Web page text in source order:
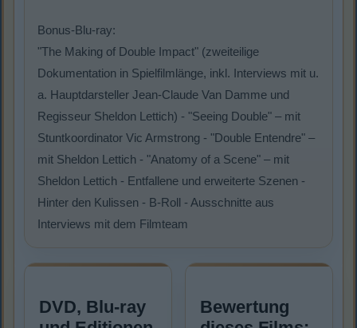
Bonus-Blu-ray:
"The Making of Double Impact" (zweiteilige
Dokumentation in Spielfilmlänge, inkl. Interviews mit u.
a. Hauptdarsteller Jean-Claude Van Damme und
Regisseur Sheldon Lettich) - "Seeing Double" – mit
Stuntkoordinator Vic Armstrong - "Double Entendre" –
mit Sheldon Lettich - "Anatomy of a Scene" – mit
Sheldon Lettich - Entfallene und erweiterte Szenen -
Hinter den Kulissen - B-Roll - Ausschnitte aus
Interviews mit dem Filmteam
DVD, Blu-ray
Bewertung